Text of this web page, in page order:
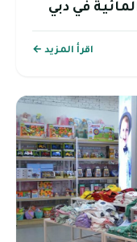
في دبي
اقرأ المزيد ←